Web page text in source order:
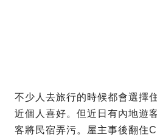
不少人去旅行的時候都會選擇
近個人喜好。但近日有內地遊
客將民宿弄污。屋主事後翻住